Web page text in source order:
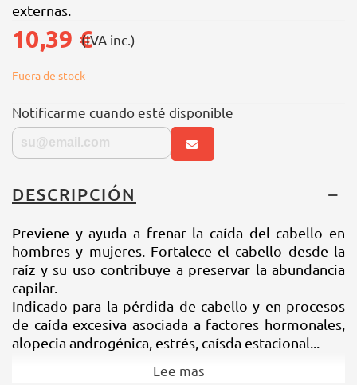
externas.
10,39 €(IVA inc.)
Fuera de stock
Notificarme cuando esté disponible
DESCRIPCIÓN
Previene y ayuda a frenar la caída del cabello en
hombres y mujeres. Fortalece el cabello desde la
raíz y su uso contribuye a preservar la abundancia
capilar.
Indicado para la pérdida de cabello y en procesos
de caída excesiva asociada a factores hormonales,
alopecia androgénica, estrés, caísda estacional...
INGREDIENTES ACTIVOS
Lee mas